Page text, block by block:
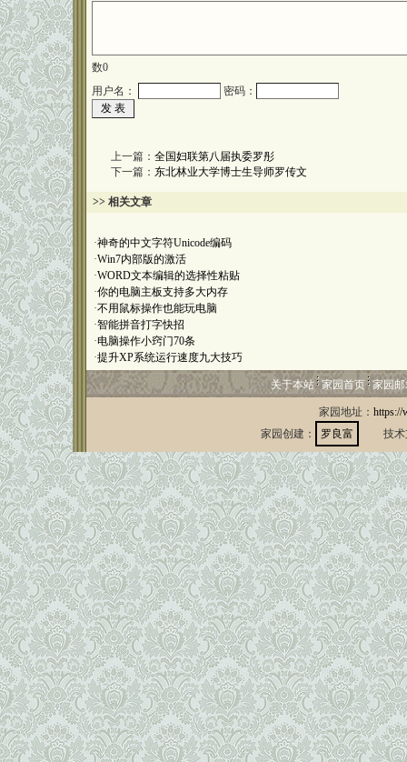
数0
用户名：
密码：
上一篇： 全国妇联第八届执委罗彤
下一篇： 东北林业大学博士生导师罗传文
>> 相关文章
·神奇的中文字符Unicode编码
·Win7内部版的激活
·WORD文本编辑的选择性粘贴
·你的电脑主板支持多大内存
·不用鼠标操作也能玩电脑
·智能拼音打字快招
·电脑操作小窍门70条
·提升XP系统运行速度九大技巧
关于本站 家园首页 家园
家园地址： https://
家园创建：
罗良富 技术